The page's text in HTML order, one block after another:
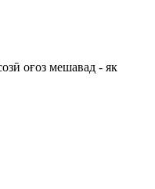
оғоз мешавад - як